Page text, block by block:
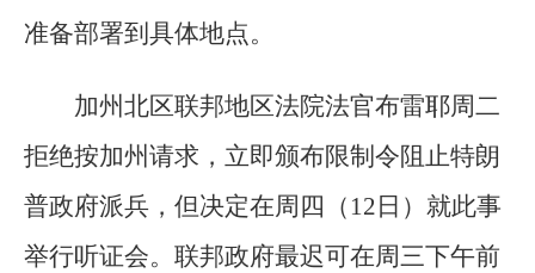
准备部署到具体地点。
加州北区联邦地区法院法官布雷耶周二
拒绝按加州请求，立即颁布限制令阻止特朗
普政府派兵，但决定在周四（12日）就此事
举行听证会。联邦政府最迟可在周三下午前